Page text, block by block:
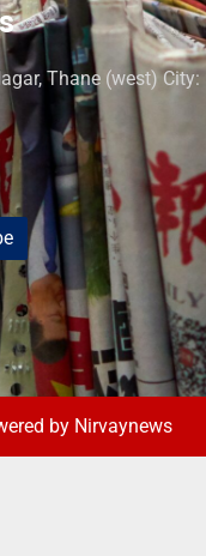
Thane (west) City:
by Nirvaynews